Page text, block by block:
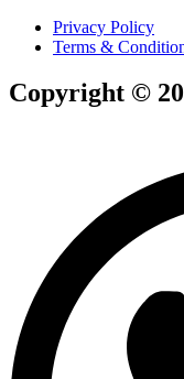
Privacy Policy
Terms &
Copyright ©